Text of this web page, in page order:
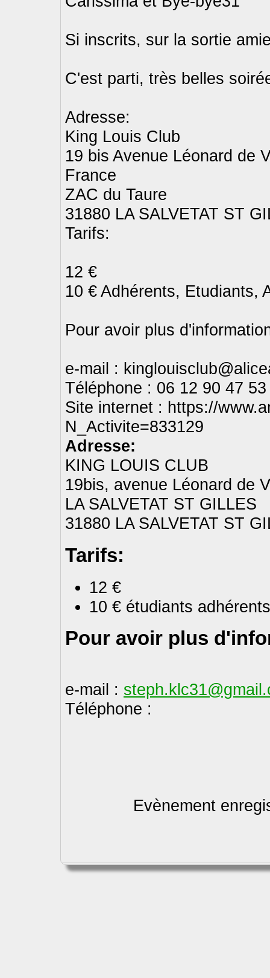
Si inscrits, sur la sortie
C'est parti, très belles
Adresse:
King Louis Club
19 bis Avenue Léonard de
France
ZAC du Taure
31880 LA SALVETAT ST
Tarifs:
12 €
10 € Adhérents, Etudiants,
Pour avoir plus
e-mail :
Téléphone : 06 12 90 47 53
Site internet : https://
N_Activite=833129
Adresse:
KING LOUIS CLUB
19bis, avenue Léonard de
LA SALVETAT ST GILLES
31880 LA SALVETAT ST
Tarifs:
12 €
10 € étudiants
Pour avoir plus
e-mail :
Téléphone :
Evènement